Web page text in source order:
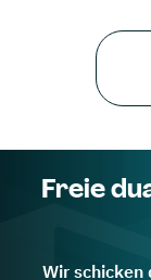
Freie
Wir